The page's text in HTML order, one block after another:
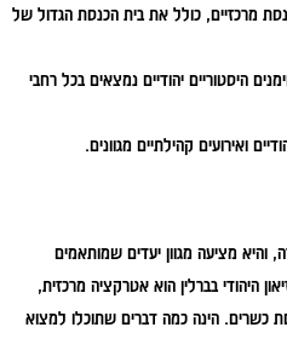
מרכזיים, כולל את בית הכנסת הגדול של
היסטוריים יהודיים נמצאים בכל רחבי
ואירועים קהילתיים מגוונים.
והיא מציעה מגוון יעדים שמותאמים
היהודי בברלין הוא אטרקציה מרכזית,
כשרים. הינה כמה דברים שתוכלו למצוא